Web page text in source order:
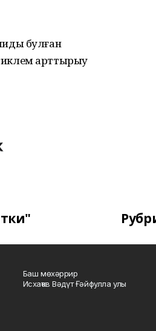
булған
арттырыу
Баш мөхәррир
Исхаҡов Вәдүт Ғәйфулла улы